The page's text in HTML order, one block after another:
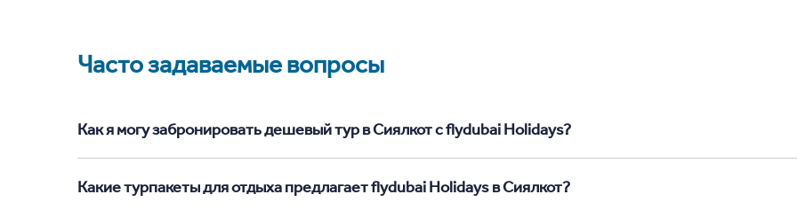
Часто задаваемые вопросы
Как я могу забронировать дешевый тур в Сиялкот с flydubai Holidays?
Какие турпакеты для отдыха предлагает flydubai Holidays в Сиялкот?